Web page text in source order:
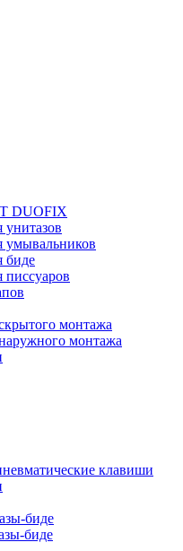
DUOFIX
унитазов
умывальников
биде
писсуаров
монтажа
монтажа
клавиши
биде
биде